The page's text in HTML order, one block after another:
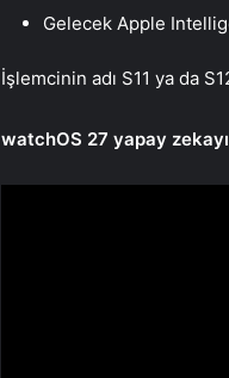
Gelecek Apple
İşlemcinin adı S11 ya da
watchOS 27 yapay